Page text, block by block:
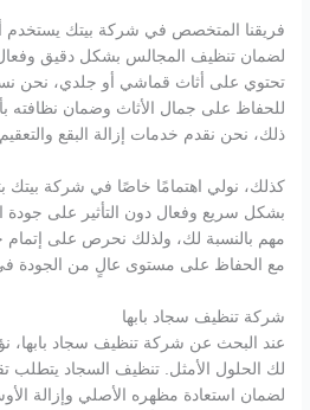
فريقنا المتخصص في شركة بيتك يستخدم
لضمان تنظيف المجالس بشكل دقيق
تحتوي على أثاث قماشي أو جلدي، نحن
للحفاظ على جمال الأثاث وضمان نظافته
ذلك، نحن نقدم خدمات إزالة البقع
كذلك، نولي اهتمامًا خاصًا في شركة بيتك
بشكل سريع وفعال دون التأثير على جودة
مهم بالنسبة لك، ولذلك نحرص على
مع الحفاظ على مستوى عالٍ من الجودة
شركة تنظيف سجاد بابها
عند البحث عن شركة تنظيف سجاد بابها،
لك الحلول الأمثل. تنظيف السجاد يتطلب
لضمان استعادة مظهره الأصلي وإزالة